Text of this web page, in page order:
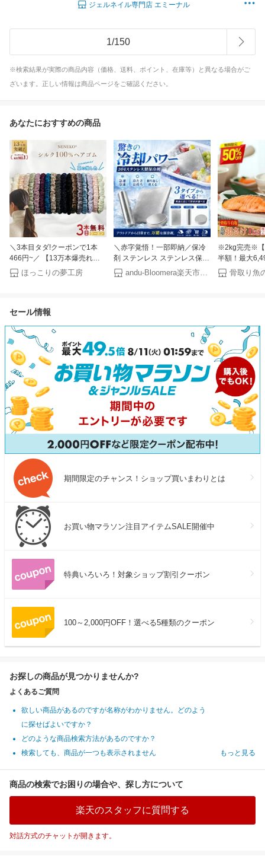
ジェルネイル専門店 エミーナル
1/150
※検索結果が実際の商品内容（価格、送料、ポイント、在庫等）と異なる場合がご
ざいます。正しい情報は商品ページをご確認ください。
あなたにおすすめの商品
＼3本目タダ!クーポンで1本
466円~／ 【13万本爆売れ】
シルク ヘアゴム シルク シュ
シュ ヘアゴム 大人 夏 おしゃ
シルク 髪ゴム ヘアタイ ヘア
リー プレゼント NENEKO
ほっこりの夢工房
＼赤字覚悟！一部即納／保冷
剤 ステンレス ステンレス保冷
剤 長時間 強力保冷 クーラー
ボックス 小型 繰り返し使える
andu-Bloomera楽天市場店
※2kg完売※【
半額！最大
り〈有塩〉骨
べる1kg・2kg
送料無料
骨取り魚
セール情報
期間限定のチャンス！ショップ買いまわりとは
お買い物マラソン注目アイテムSALE開催中
特典いろいろ！対象ショップ割引クーポン
100～2,000円OFF！選べる5種類のクーポン
お探しの商品が見つかりませんか?
よくあるご質問
欲しい商品があるのですが名称がわかりません。どのよう
に探せばよいですか？
どのような商品検索方法があるのですか？
検索しても、商品が一つも表示されません
もっと見る
商品の検索でお困りの場合や、探し方について
楽天のスタッフに質問する
対話方式のチャットが開きます。